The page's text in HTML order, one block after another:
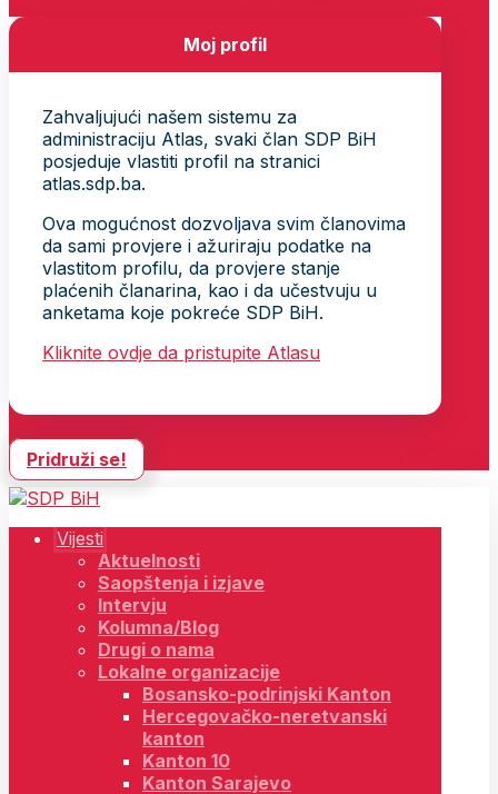
Moj profil
Zahvaljujući našem sistemu za
administraciju Atlas, svaki član SDP BiH
posjeduje vlastiti profil na stranici
atlas.sdp.ba.
Ova mogućnost dozvoljava svim članovima
da sami provjere i ažuriraju podatke na
vlastitom profilu, da provjere stanje
plaćenih članarina, kao i da učestvuju u
anketama koje pokreće SDP BiH.
Kliknite ovdje da pristupite Atlasu
Pridruži se!
Vijesti
Aktuelnosti
Saopštenja i izjave
Intervju
Kolumna/Blog
Drugi o nama
Lokalne organizacije
Bosansko-podrinjski Kanton
Hercegovačko-neretvanski
kanton
Kanton 10
Kanton Sarajevo